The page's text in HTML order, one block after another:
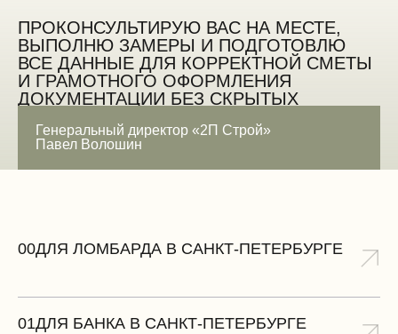
ПРОКОНСУЛЬТИРУЮ ВАС НА МЕСТЕ,
ВЫПОЛНЮ ЗАМЕРЫ И ПОДГОТОВЛЮ
ВСЕ ДАННЫЕ ДЛЯ КОРРЕКТНОЙ СМЕТЫ
И ГРАМОТНОГО ОФОРМЛЕНИЯ
ДОКУМЕНТАЦИИ БЕЗ СКРЫТЫХ
Генеральный директор «2П Строй»
Павел Волошин
00ДЛЯ ЛОМБАРДА В САНКТ-ПЕТЕРБУРГЕ
01ДЛЯ БАНКА В САНКТ-ПЕТЕРБУРГЕ